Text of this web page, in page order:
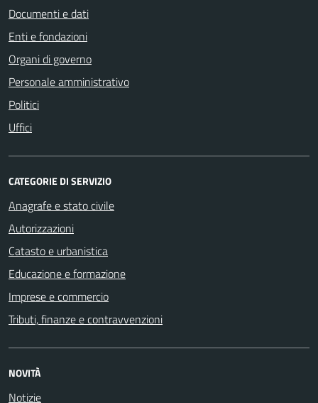
Documenti e dati
Enti e fondazioni
Organi di governo
Personale amministrativo
Politici
Uffici
CATEGORIE DI SERVIZIO
Anagrafe e stato civile
Autorizzazioni
Catasto e urbanistica
Educazione e formazione
Imprese e commercio
Tributi, finanze e contravvenzioni
NOVITÀ
Notizie